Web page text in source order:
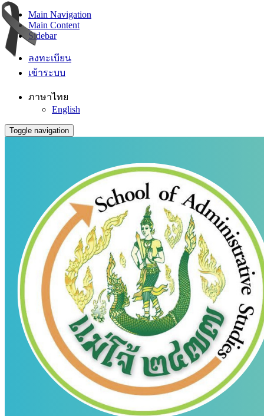
Main Navigation
Main Content
Sidebar
ลงทะเบียน
เข้าระบบ
ภาษาไทย
English
Toggle navigation